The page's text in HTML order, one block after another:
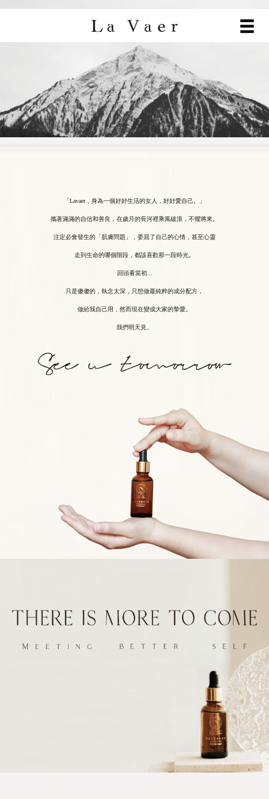
「Lavaer，身為一個好好生活的女人，好好愛自己。」
攜著滿滿的自信和善良，在歲月的長河裡乘風破浪，不懼將來。
注定必會發生的「肌膚問題」，委屈了自己的心情，甚至心靈
走到生命的哪個階段，都該喜歡那一段時光。
回頭看當初...
只是傻傻的，執念太深，只想做最純粹的成分配方，
做給我自己用，然而現在變成大家的摯愛。
我們明天見。